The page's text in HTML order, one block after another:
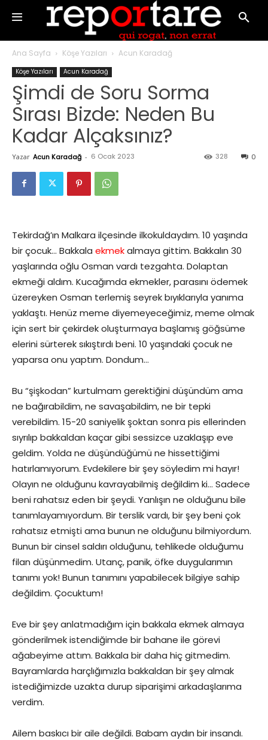
Ana Sayfa Köşe Yazıları Acun Karadağ
Köşe Yazıları Acun Karadağ
Şimdi de Soru Sorma
Sırası Bizde: Neden Bu
Kadar Alçaksınız?
Yazar Acun Karadağ - 6 Ocak 2023 0
328
Tekirdağ’ın Malkara ilçesinde ilkokuldaydım. 10 yaşında
bir çocuk… Bakkala ekmekalmaya gittim. Bakkalın 30
yaşlarında oğlu Osman vardı tezgahta. Dolaptan
ekmeği aldım. Kucağımda ekmekler, parasını ödemek
üzereyken Osman terlemiş seyrek bıyıklarıyla yanıma
yaklaştı. Henüz meme diyemeyeceğimiz, meme olmak
için sert bir çekirdek oluşturmaya başlamış göğsüme
elerini sürterek sıkıştırdı beni. 10 yaşındaki çocuk ne
yaparsa onu yaptım. Dondum…
Bu “şişkodan” kurtulmam gerektiğini düşündüm ama
ne bağırabildim, ne savaşabildim, ne bir tepki
verebildim. 15-20 saniyelik şoktan sonra pis ellerinden
sıyrılıp bakkaldan kaçar gibi sessizce uzaklaşıp eve
geldim. Yolda ne düşündüğümü ne hissettiğimi
hatırlamıyorum. Evdekilere bir şey söyledim mi hayır!
Olayın ne olduğunu kavrayabilmiş değildim ki… Sadece
beni rahatsız eden bir şeydi. Yanlışın ne olduğunu bile
tanımlayamıyordum. Bir terslik vardı, bir şey beni çok
rahatsız etmişti ama bunun ne olduğunu bilmiyordum.
Bunun bir cinsel saldırı olduğunu, tehlikede olduğumu
filan düşünmedim. Utanç, panik, öfke duygularımın
tanımı yok! Bunun tanımını yapabilecek bilgiye sahip
değildim. Çocuktum!
Eve bir şey anlatmadığım için bakkala ekmek almaya
gönderilmek istendiğimde bir bahane ile görevi
ağabeyime attım. Bakkala bir daha hiç gitmedim.
Bayramlarda harçlığımızla bakkaldan bir şey almak
istediğimizde uzakta durup siparişimi arkadaşlarıma
verdim.
Ailem baskıcı bir aile değildi. Babam aydın bir insandı.